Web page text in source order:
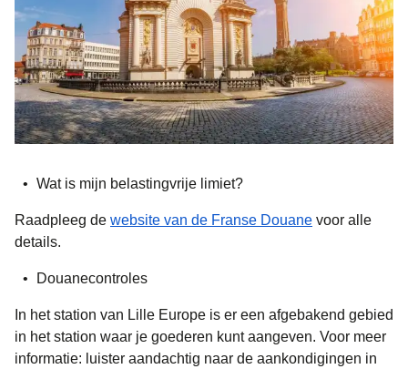
Wat is mijn belastingvrije limiet?
Raadpleeg de website van de Franse Douane( opent in een
voor alle
details.
Douanecontroles
In het station van Lille Europe is er een afgebakend gebied
in het station waar je goederen kunt aangeven. Voor meer
informatie: luister aandachtig naar de aankondigingen in